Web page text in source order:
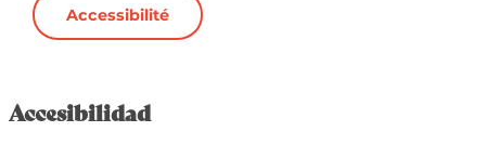
Accessibilité
Accesibilidad